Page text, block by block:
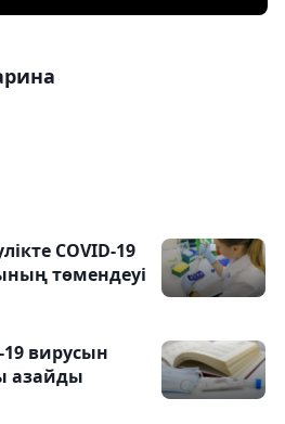
COVID-19
төмендеуі
19 вирусын
азайды